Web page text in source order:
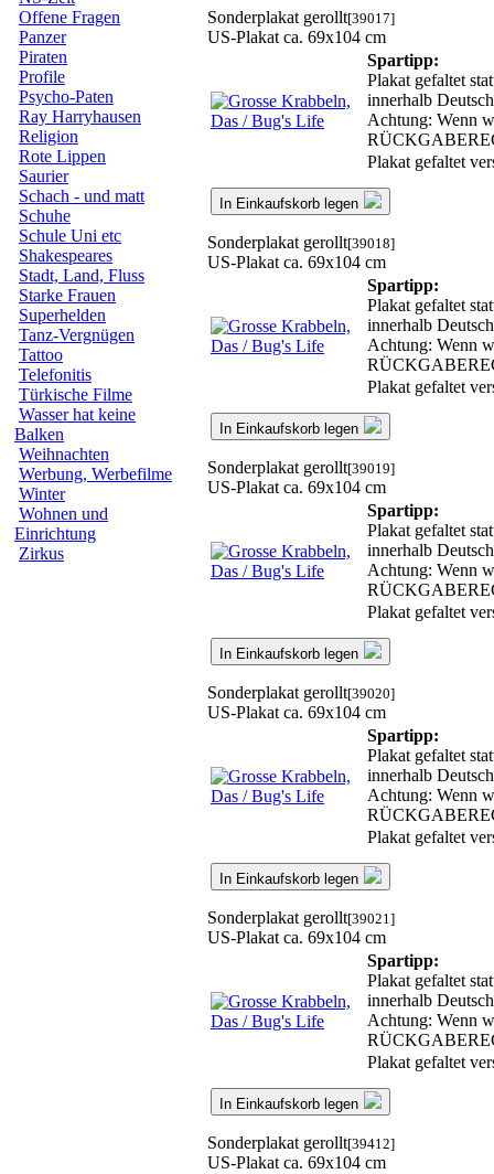
Offene Fragen
Panzer
Piraten
Profile
Psycho-Paten
Ray Harryhausen
Religion
Rote Lippen
Saurier
Schach - und matt
Schuhe
Schule Uni etc
Shakespeares
Stadt, Land, Fluss
Starke Frauen
Superhelden
Tanz-Vergnügen
Tattoo
Telefonitis
Türkische Filme
Wasser hat keine
Balken
Weihnachten
Werbung, Werbefilme
Winter
Wohnen und
Einrichtung
Zirkus
Sonderplakat gerollt[39017]
US-Plakat ca. 69x104 cm
Spartipp:
Plakat gefaltet
innerhalb
Achtung: Wenn
Plakat gefaltet
In Einkaufskorb legen
Sonderplakat gerollt[39018]
US-Plakat ca. 69x104 cm
Spartipp:
Plakat gefaltet
innerhalb
Achtung: Wenn
Plakat gefaltet
In Einkaufskorb legen
Sonderplakat gerollt[39019]
US-Plakat ca. 69x104 cm
Spartipp:
Plakat gefaltet
innerhalb
Achtung: Wenn
Plakat gefaltet
In Einkaufskorb legen
Sonderplakat gerollt[39020]
US-Plakat ca. 69x104 cm
Spartipp:
Plakat gefaltet
innerhalb
Achtung: Wenn
Plakat gefaltet
In Einkaufskorb legen
Sonderplakat gerollt[39021]
US-Plakat ca. 69x104 cm
Spartipp:
Plakat gefaltet
innerhalb
Achtung: Wenn
Plakat gefaltet
In Einkaufskorb legen
Sonderplakat gerollt[39412]
US-Plakat ca. 69x104 cm